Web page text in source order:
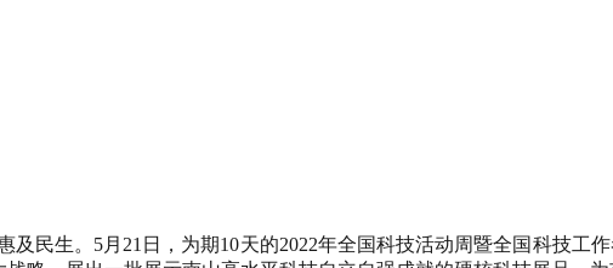
民生。5月21日，为期10天的2022年全国科技活动周暨全国科技工